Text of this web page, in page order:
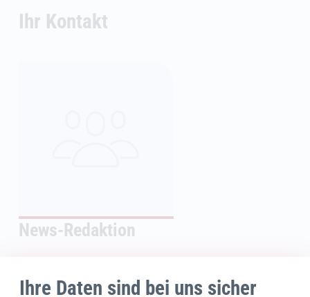
Ihre Daten sind bei uns sicher
Ihr Kontakt
News-Redaktion